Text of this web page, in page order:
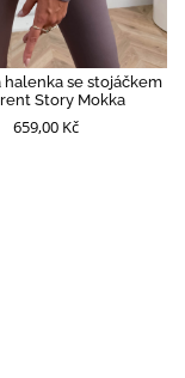
halenka se stojáčkem
Story Mokka
659,00 Kč